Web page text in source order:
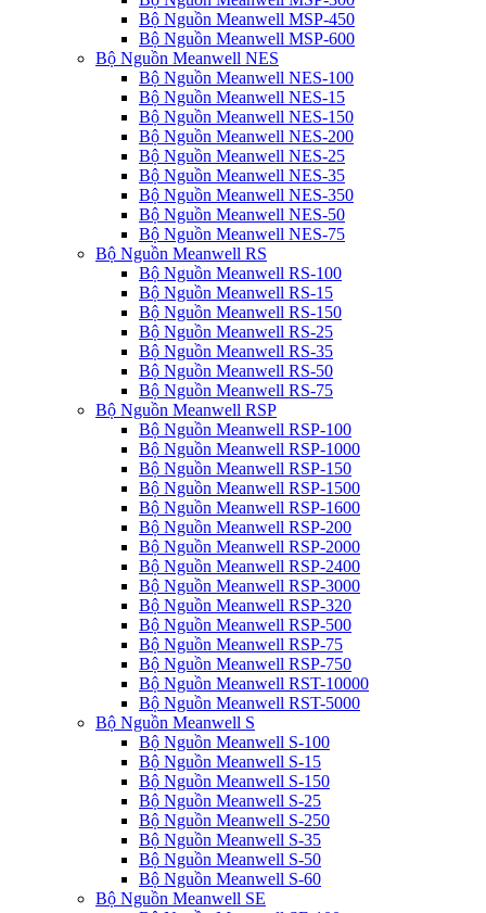
Bộ Nguồn Meanwell MSP-450
Bộ Nguồn Meanwell MSP-600
Bộ Nguồn Meanwell NES
Bộ Nguồn Meanwell NES-100
Bộ Nguồn Meanwell NES-15
Bộ Nguồn Meanwell NES-150
Bộ Nguồn Meanwell NES-200
Bộ Nguồn Meanwell NES-25
Bộ Nguồn Meanwell NES-35
Bộ Nguồn Meanwell NES-350
Bộ Nguồn Meanwell NES-50
Bộ Nguồn Meanwell NES-75
Bộ Nguồn Meanwell RS
Bộ Nguồn Meanwell RS-100
Bộ Nguồn Meanwell RS-15
Bộ Nguồn Meanwell RS-150
Bộ Nguồn Meanwell RS-25
Bộ Nguồn Meanwell RS-35
Bộ Nguồn Meanwell RS-50
Bộ Nguồn Meanwell RS-75
Bộ Nguồn Meanwell RSP
Bộ Nguồn Meanwell RSP-100
Bộ Nguồn Meanwell RSP-1000
Bộ Nguồn Meanwell RSP-150
Bộ Nguồn Meanwell RSP-1500
Bộ Nguồn Meanwell RSP-1600
Bộ Nguồn Meanwell RSP-200
Bộ Nguồn Meanwell RSP-2000
Bộ Nguồn Meanwell RSP-2400
Bộ Nguồn Meanwell RSP-3000
Bộ Nguồn Meanwell RSP-320
Bộ Nguồn Meanwell RSP-500
Bộ Nguồn Meanwell RSP-75
Bộ Nguồn Meanwell RSP-750
Bộ Nguồn Meanwell RST-10000
Bộ Nguồn Meanwell RST-5000
Bộ Nguồn Meanwell S
Bộ Nguồn Meanwell S-100
Bộ Nguồn Meanwell S-15
Bộ Nguồn Meanwell S-150
Bộ Nguồn Meanwell S-25
Bộ Nguồn Meanwell S-250
Bộ Nguồn Meanwell S-35
Bộ Nguồn Meanwell S-50
Bộ Nguồn Meanwell S-60
Bộ Nguồn Meanwell SE